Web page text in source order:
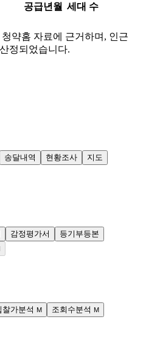
공급년월 세대 수
약홈 자료에 근거하며, 인근
정되었습니다.
송달내역 현황조사
지도
감정평가서
등기부등본
찰가분석 M 조회수분석 M